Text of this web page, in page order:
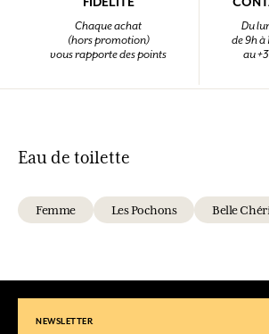
Chaque achat
(hors promotion)
vous rapporte des points
Du
de 9h à
au
Eau de toilette
Femme Les Pochons Belle
NEWSLETTER